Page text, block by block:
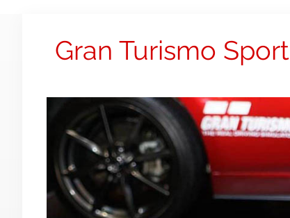
Gran Turismo Sport